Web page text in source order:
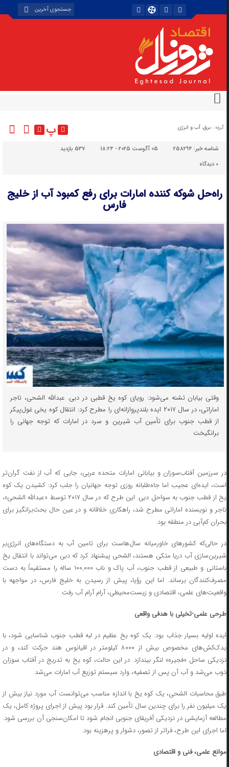
گروه : برق، آب و انرژی پ
شناسه خبر:258294 05 آگوست 2025 - 18:24
537 بازدید
دیدگاه
راه‌حل شوکه کننده امارات برای رفع کمبود آب از خلیج
فارس
وقتی بیابان تشنه می‌شود: رویای کوه یخ قطبی در دبی. عبدالله الشحی، تاجر
اماراتی، در سال ۲۰۱۷ ایده بلندپروازانه‌ای را مطرح کرد: انتقال کوه یخی غول‌پیکر
از قطب جنوب برای تأمین آب شیرین و سرد در امارات که توجه جهانی را
برانگیخت
در سرزمین آفتاب‌سوزان و بیابانی امارات متحده عربی، جایی که آب از نفت گران‌تر
است، ایده‌ای عجیب اما جاه‌طلبانه روزی توجه جهانیان را جلب کرد: کشیدن یک کوه
یخ از قطب جنوب به سواحل دبی. این طرح که در سال ۲۰۱۷ توسط «عبدالله الشحی»،
تاجر و نویسنده اماراتی مطرح شد، راهکاری خلاقانه و در عین حال بحث‌برانگیز برای
بحران کم‌آبی در منطقه بود.
در حالی‌که کشورهای خاورمیانه سال‌هاست برای تامین آب به دستگاه‌های انرژی‌بر
شیرین‌سازی آب دریا متکی هستند، الشحی پیشنهاد کرد که دبی می‌تواند با انتقال یخ
باستانی و طبیعی از قطب جنوب، آب پاک و ناب ۱۰۰,۰۰۰ ساله را مستقیماً به دست
مصرف‌کنندگان برساند. اما این رؤیا، پیش از رسیدن به خلیج فارس، در مواجهه با
واقعیت‌های علمی، اقتصادی و زیست‌محیطی، آرام آرام آب رفت.
طرحی علمی-تخیلی با هدفی واقعی
ایده اولیه بسیار جذاب بود. یک کوه یخ عظیم در لبه قطب جنوب شناسایی شود، با
یدک‌کش‌های مخصوص بیش از ۸۰۰۰ کیلومتر در اقیانوس هند حرکت کند، و در
نزدیکی ساحل «فجیره» لنگر بیندازد. در این حالت، کوه یخ به تدریج در آفتاب سوزان
ذوب می‌شد و آب آن پس از تصفیه، وارد سیستم توزیع آب امارات می‌شد.
طبق محاسبات الشحی، یک کوه یخ با اندازه مناسب می‌توانست آب مورد نیاز بیش از
یک میلیون نفر را برای چندین سال تأمین کند. قرار بود پیش از اجرای پروژه کامل، یک
مطالعه آزمایشی در نزدیکی آفریقای جنوبی انجام شود تا امکان‌سنجی آن بررسی شود.
اما اجرای این طرح، فراتر از تصور، دشوار و پرهزینه بود.
موانع علمی، فنی و اقتصادی